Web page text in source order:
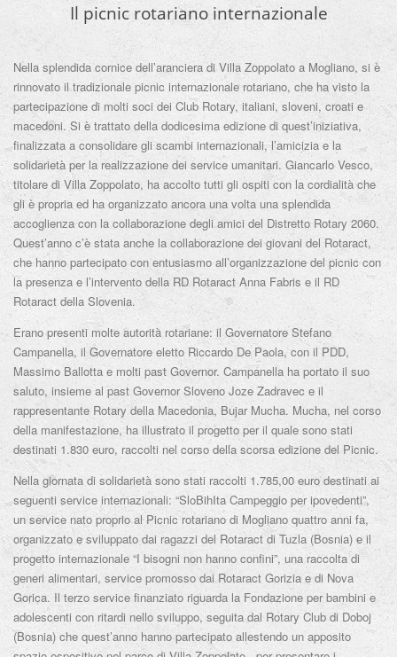
Il picnic rotariano internazionale
Nella splendida cornice dell’aranciera di Villa Zoppolato a Mogliano, si è
rinnovato il tradizionale picnic internazionale rotariano, che ha visto la
partecipazione di molti soci dei Club Rotary, italiani, sloveni, croati e
macedoni. Si è trattato della dodicesima edizione di quest’iniziativa,
finalizzata a consolidare gli scambi internazionali, l’amicizia e la
solidarietà per la realizzazione dei service umanitari. Giancarlo Vesco,
titolare di Villa Zoppolato, ha accolto tutti gli ospiti con la cordialità che
gli è propria ed ha organizzato ancora una volta una splendida
accoglienza con la collaborazione degli amici del Distretto Rotary 2060.
Quest’anno c’è stata anche la collaborazione dei giovani del Rotaract,
che hanno partecipato con entusiasmo all’organizzazione del picnic con
la presenza e l’intervento della RD Rotaract Anna Fabris e il RD
Rotaract della Slovenia.
Erano presenti molte autorità rotariane: il Governatore Stefano
Campanella, il Governatore eletto Riccardo De Paola, con il PDD,
Massimo Ballotta e molti past Governor. Campanella ha portato il suo
saluto, insieme al past Governor Sloveno Joze Zadravec e il
rappresentante Rotary della Macedonia, Bujar Mucha. Mucha, nel corso
della manifestazione, ha illustrato il progetto per il quale sono stati
destinati 1.830 euro, raccolti nel corso della scorsa edizione del Picnic.
Nella giornata di solidarietà sono stati raccolti 1.785,00 euro destinati ai
seguenti service internazionali: “SloBihIta Campeggio per ipovedenti”,
un service nato proprio al Picnic rotariano di Mogliano quattro anni fa,
organizzato e sviluppato dai ragazzi del Rotaract di Tuzla (Bosnia) e il
progetto internazionale “I bisogni non hanno confini”, una raccolta di
generi alimentari, service promosso dai Rotaract Gorizia e di Nova
Gorica. Il terzo service finanziato riguarda la Fondazione per bambini e
adolescenti con ritardi nello sviluppo, seguita dal Rotary Club di Doboj
(Bosnia) che quest’anno hanno partecipato allestendo un apposito